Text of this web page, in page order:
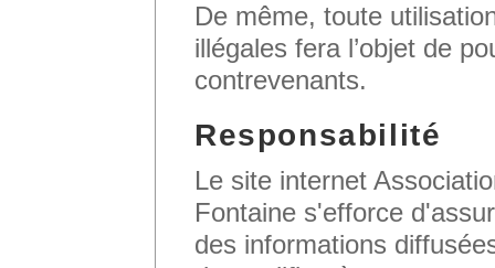
De même, toute
illégales fera l’objet de
contrevenants.
Responsabilité
Le site internet
Fontaine s'efforce
des informations